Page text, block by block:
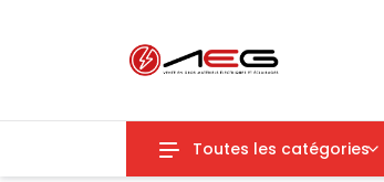
Toutes les catégories